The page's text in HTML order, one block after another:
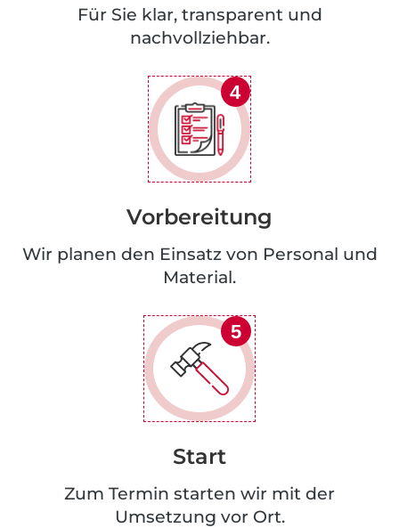
Für Sie klar, transparent und
nachvollziehbar.
4
Vorbereitung
Wir planen den Einsatz von Personal und
Material.
5
Start
Zum Termin starten wir mit der
Umsetzung vor Ort.